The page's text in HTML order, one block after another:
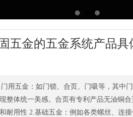
五金的五金系统产品具
用五金：如门锁、合页、门吸等，其中
体统一美感。合页有专利产品无油铜
耐用性 2.基础五金：例如各类螺丝、连